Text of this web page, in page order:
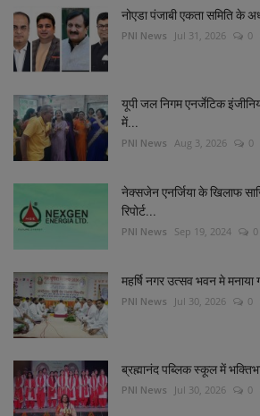
नोएडा पंजाबी एकता समिति के
PNI News Jul 31, 2026 0
यूपी जल निगम एनर्जेटिक
में...
PNI News Aug 3, 2026 0
नेक्सजेन एनर्जिया के खिलाफ
रिपोर्ट...
PNI News Sep 19, 2024 0
महर्षि नगर उत्सव भवन मे मनाया
PNI News Jul 30, 2026 0
ब्रह्मानंद पब्लिक स्कूल में
PNI News Jul 30, 2026 0